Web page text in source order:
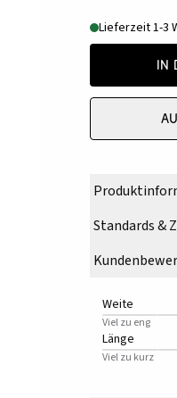
Lieferzeit 1-3
In
Standards &
Weite
Viel zu eng
Länge
Viel zu kurz